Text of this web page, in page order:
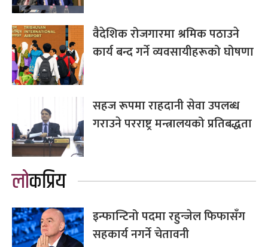
वैदेशिक रोजगारमा श्रमिक पठाउने
कार्य बन्द गर्ने व्यवसायीहरूको घोषणा
सहज रूपमा राहदानी सेवा उपलब्ध
गराउने परराष्ट्र मन्त्रालयको प्रतिबद्धता
लोकप्रिय
इन्फान्टिनो पदमा रहुन्जेल फिफासँग
सहकार्य नगर्ने चेतावनी